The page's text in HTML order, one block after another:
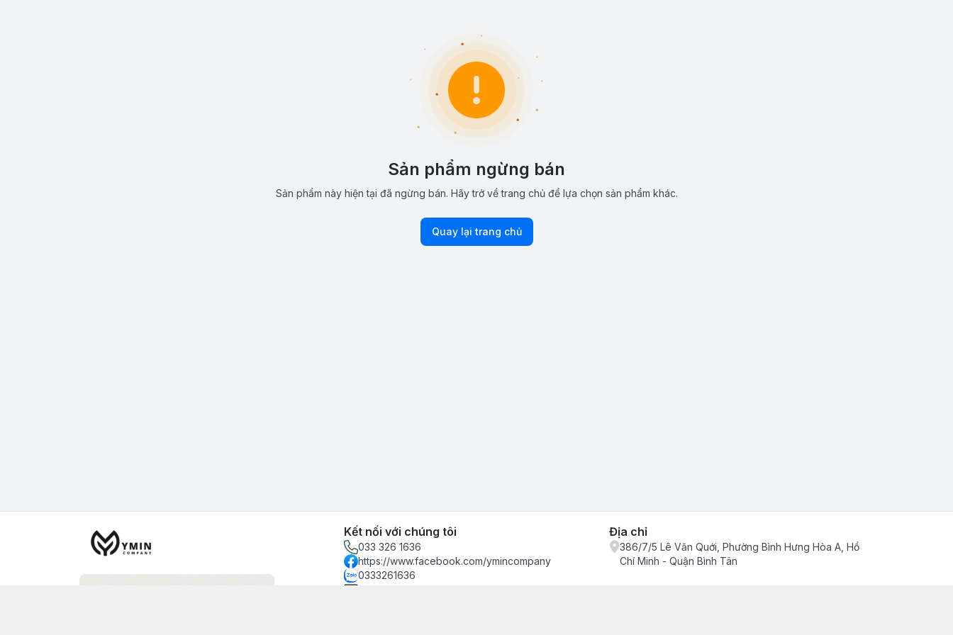
Sản phẩm ngừng bán
Sản phẩm này hiện tại đã ngừng bán. Hãy trở về trang chủ để lựa chọn sản phẩm khác.
Quay lại trang chủ
Kết nối với chúng tôi
033 326 1636
https://www.facebook.com/ymincompany
0333261636
Địa chỉ
386/7/5 Lê Văn Quới, Phường Bình Hưng Hòa A, Hồ
Chí Minh - Quận Bình Tân